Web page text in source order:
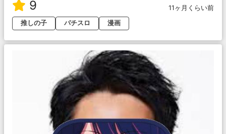
9
11ヶ月くらい前
推しの子
パチスロ 漫画